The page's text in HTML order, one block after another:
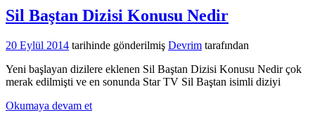
Sil Baştan Dizisi Konusu Nedir
20 Eylül 2014 tarihinde gönderilmiş Devrim tarafından
Yeni başlayan dizilere eklenen Sil Baştan Dizisi Konusu Nedir çok
merak edilmişti ve en sonunda Star TV Sil Baştan isimli diziyi
Okumaya devam et